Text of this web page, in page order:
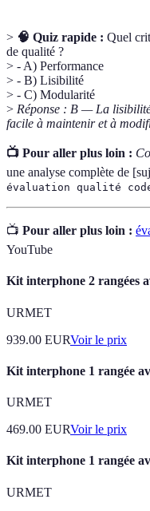
> 🧠 Quiz rapide : Quel
de qualité ?
> - A) Performance
> - B) Lisibilité
> - C) Modularité
> Réponse : B — La
facile à maintenir et à
📺 Pour aller plus loin :
une analyse complète de
évaluation qualité
📺 Pour aller plus loin :
YouTube
Kit interphone 2 rangées
URMET
939.00 EURVoir le prix
Kit interphone 1 rangée
URMET
469.00 EURVoir le prix
Kit interphone 1 rangée
URMET